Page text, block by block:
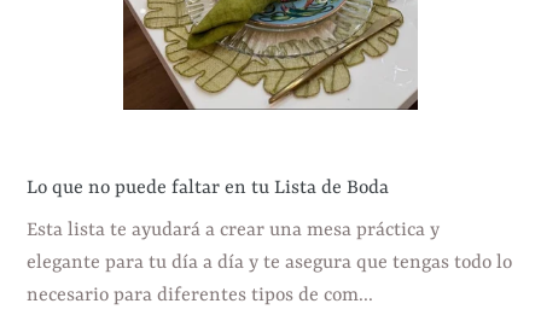
Lo que no puede faltar en tu Lista de Boda
Esta lista te ayudará a crear una mesa práctica y
elegante para tu día a día y te asegura que tengas todo lo
necesario para diferentes tipos de com...